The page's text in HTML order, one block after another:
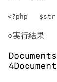
○実行結果